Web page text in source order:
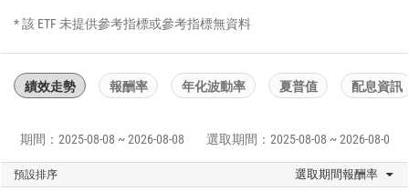
* 該 ETF 未提供參考指標或參考指標無資料
績效走勢 報酬率 年化波動率 夏普值 配息資訊
期間：2025-08-08 ~ 2026-08-08 選取期間：2025-08-08 ~ 2026-08-08
預設排序 選取期間報酬率